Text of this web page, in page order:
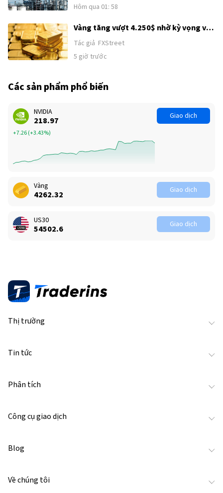
Hôm qua 01: 58
Vàng tăng vượt 4.250$ nhờ kỳ vọng về
thỏa thuận Mỹ–Iran
Tác giả FXStreet
5 giờ trước
Các sản phẩm phổ biến
NVIDIA
218.97
+7.26(+3.43%)
Giao dịch
Vàng
4262.32 Giao dịch
US30
54502.6 Giao dịch
Thị trường
Tin tức
Phân tích
Công cụ giao dịch
Blog
Về chúng tôi